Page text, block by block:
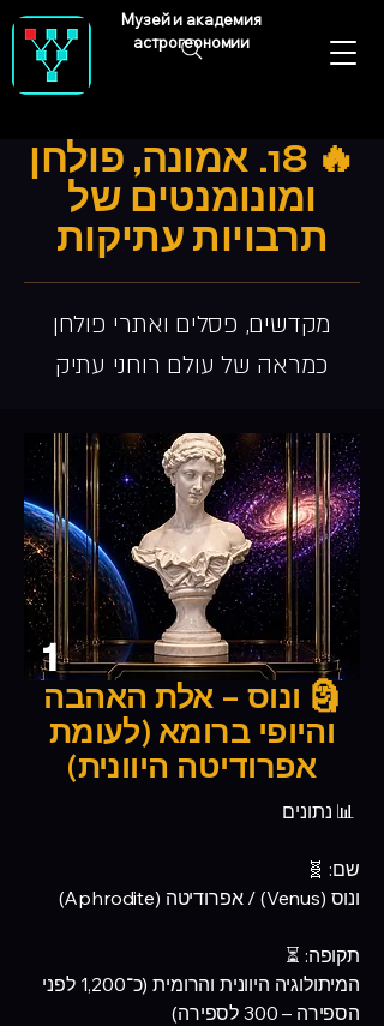
Музей и академия
астрогеономии
🔥 18. אמונה, פולחן
ומונומנטים של
תרבויות עתיקות
מקדשים, פסלים ואתרי פולחן
כמראה של עולם רוחני עתיק
1
🗿 ונוס – אלת האהבה
והיופי ברומא (לעומת
אפרודיטה היוונית)
📊 נתונים
שם: 🧬
ונוס (Venus) / אפרודיטה (Aphrodite)
תקופה: ⏳
המיתולוגיה היוונית והרומית (כ־1,200 לפני
הספירה – 300 לספירה)